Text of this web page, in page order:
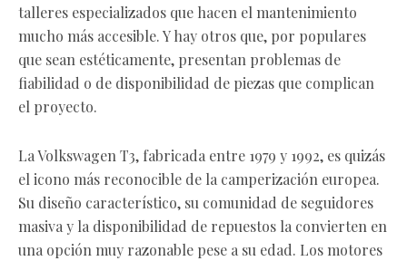
talleres especializados que hacen el mantenimiento
mucho más accesible. Y hay otros que, por populares
que sean estéticamente, presentan problemas de
fiabilidad o de disponibilidad de piezas que complican
el proyecto.
La Volkswagen T3, fabricada entre 1979 y 1992, es quizás
el icono más reconocible de la camperización europea.
Su diseño característico, su comunidad de seguidores
masiva y la disponibilidad de repuestos la convierten en
una opción muy razonable pese a su edad. Los motores